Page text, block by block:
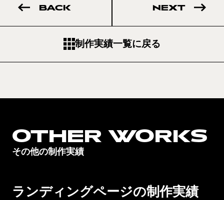
BACK NEXT
制作実績一覧に戻る
OTHER WORKS
その他の制作実績
ランディングページの制作実績